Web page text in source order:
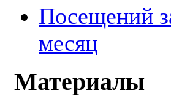
Посещений
месяц
Материалы